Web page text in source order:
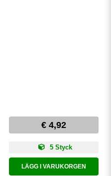
€ 4,92
5 Styck
LÄGG I VARUKORGEN